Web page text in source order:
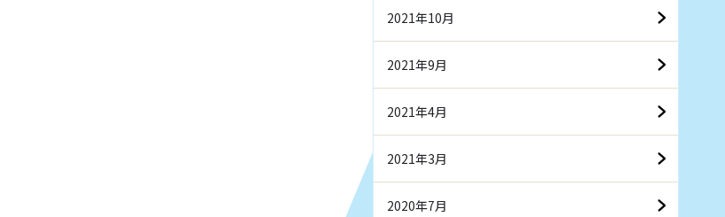
2021年10月
2021年9月
2021年4月
2021年3月
2020年7月